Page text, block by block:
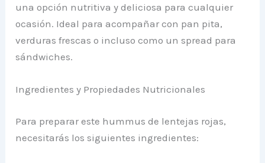
una opción nutritiva y deliciosa para cualquier
ocasión. Ideal para acompañar con pan pita,
verduras frescas o incluso como un spread para
sándwiches.
Ingredientes y Propiedades Nutricionales
Para preparar este hummus de lentejas rojas,
necesitarás los siguientes ingredientes: